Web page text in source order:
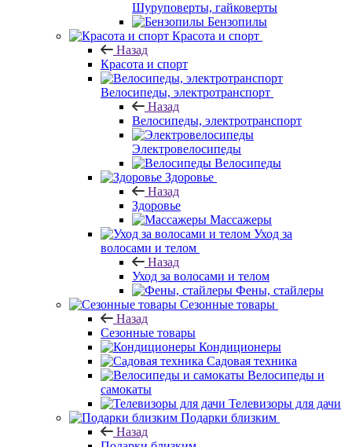
Шуруповерты, гайковерты
Бензопилы
Красота и спорт
Назад
Красота и спорт
Велосипеды, электротранспорт
Назад
Велосипеды, электротранспорт
Электровелосипеды
Велосипеды
Здоровье
Назад
Здоровье
Массажеры
Уход за
волосами и телом
Назад
Уход за волосами и телом
Фены, стайлеры
Сезонные товары
Назад
Сезонные товары
Кондиционеры
Садовая техника
Велосипеды и
самокаты
Телевизоры для дачи
Подарки близким
Назад